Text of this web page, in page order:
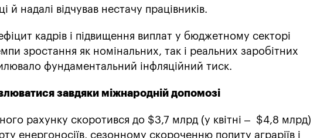
й надалі відчував нестачу працівників.
кадрів і підвищення виплат у бюджетному секторі
зростання як номінальних, так і реальних заробітних
фундаментальний інфляційний тиск.
завдяки міжнародній допомозі
рахунку скоротився до $3,7 млрд (у квітні – $4,8 млрд)
енергоносіїв, сезонному скороченню попиту аграріїв і